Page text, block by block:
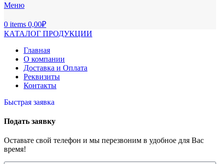
Меню
0 items 0,00₽
КАТАЛОГ ПРОДУКЦИИ
Главная
О компании
Доставка и Оплата
Реквизиты
Контакты
Быстрая заявка
Подать заявку
Оставьте свой телефон и мы перезвоним в удобное для Вас
время!